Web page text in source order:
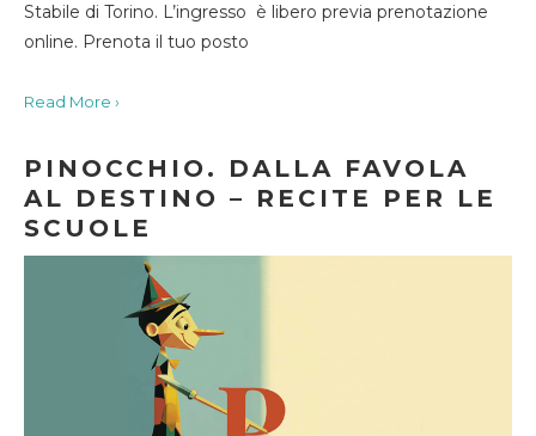
Stabile di Torino. L’ingresso è libero previa prenotazione
online. Prenota il tuo posto
Read More ›
PINOCCHIO. DALLA FAVOLA
AL DESTINO – RECITE PER LE
SCUOLE